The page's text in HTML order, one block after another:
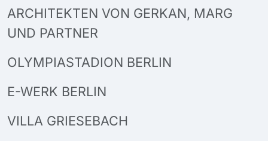
ARCHITEKTEN VON GERKAN, MARG
UND PARTNER
OLYMPIASTADION BERLIN
E-WERK BERLIN
VILLA GRIESEBACH